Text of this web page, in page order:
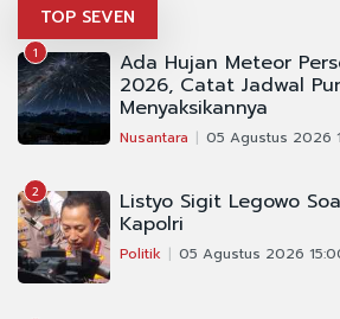
TOP SEVEN
1 Ada Hujan Meteor
2026, Catat Jadwal
Menyaksikannya
Nusantara 05 Agustus 2026
2 Listyo Sigit Legowo
Kapolri
Politik 05 Agustus 2026